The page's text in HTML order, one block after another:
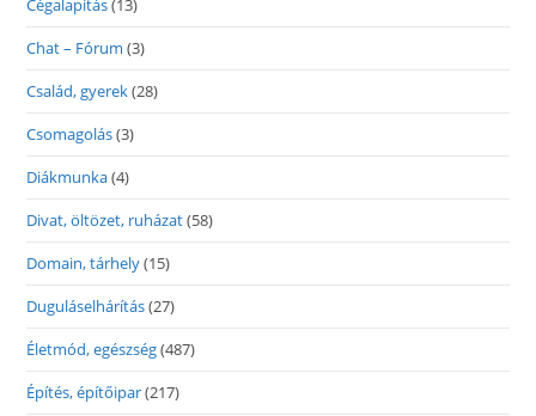
Cégalapítás(13)
Chat – Fórum (3)
Család, gyerek(28)
Csomagolás(3)
Diákmunka(4)
Divat, öltözet, ruházat(58)
Domain, tárhely(15)
Duguláselhárítás(27)
Életmód, egészség(487)
Építés, építőipar(217)